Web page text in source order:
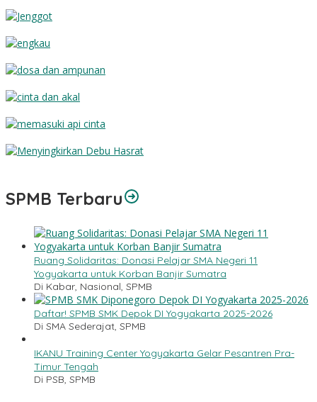
SPMB Terbaru
Ruang Solidaritas: Donasi Pelajar SMA Negeri 11
Yogyakarta untuk Korban Banjir Sumatra
Di Kabar, Nasional, SPMB
Daftar! SPMB SMK Depok DI Yogyakarta 2025-2026
Di SMA Sederajat, SPMB
IKANU Training Center Yogyakarta Gelar Pesantren Pra-
Timur Tengah
Di PSB, SPMB